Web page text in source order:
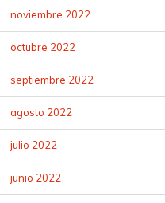
noviembre 2022
octubre 2022
septiembre 2022
agosto 2022
julio 2022
junio 2022